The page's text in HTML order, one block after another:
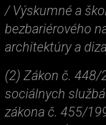
/ Výskumné a
bezbariérového
architektúry a
(2) Zákon č. 448/
sociálnych
zákona č. 455/